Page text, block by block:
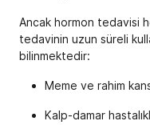
Ancak hormon tedavisi
tedavinin uzun süreli
bilinmektedir:
Meme ve rahim
Kalp-damar